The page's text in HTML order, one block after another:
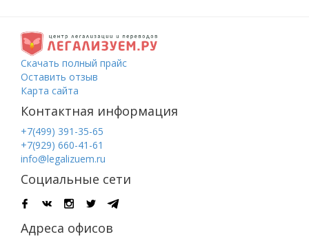
Скачать полный прайс
Оставить отзыв
Карта сайта
Контактная информация
+7(499) 391-35-65
+7(929) 660-41-61
info@legalizuem.ru
Социальные сети
Адреса офисов